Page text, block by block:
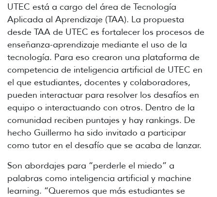
UTEC está a cargo del área de Tecnología
Aplicada al Aprendizaje (TAA). La propuesta
desde TAA de UTEC es fortalecer los procesos de
enseñanza-aprendizaje mediante el uso de la
tecnología. Para eso crearon una plataforma de
competencia de inteligencia artificial de UTEC en
el que estudiantes, docentes y colaboradores,
pueden interactuar para resolver los desafíos en
equipo o interactuando con otros. Dentro de la
comunidad reciben puntajes y hay rankings. De
hecho Guillermo ha sido invitado a participar
como tutor en el desafío que se acaba de lanzar.
Son abordajes para “perderle el miedo” a
palabras como inteligencia artificial y machine
learning. “Queremos que más estudiantes se